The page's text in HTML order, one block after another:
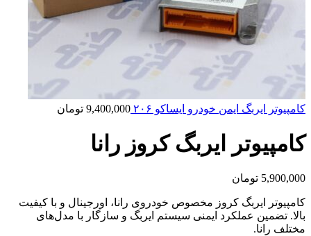
کامپیوتر ایربگ ایمن خودرو ایساکو ۲۰۶ 9,400,000 تومان
کامپیوتر ایربگ کروز رانا
5,900,000 تومان
کامپیوتر ایربگ کروز مخصوص خودروی رانا، اورجینال و با کیفیت
بالا. تضمین عملکرد ایمنی سیستم ایربگ و سازگار با مدل‌های
مختلف رانا.